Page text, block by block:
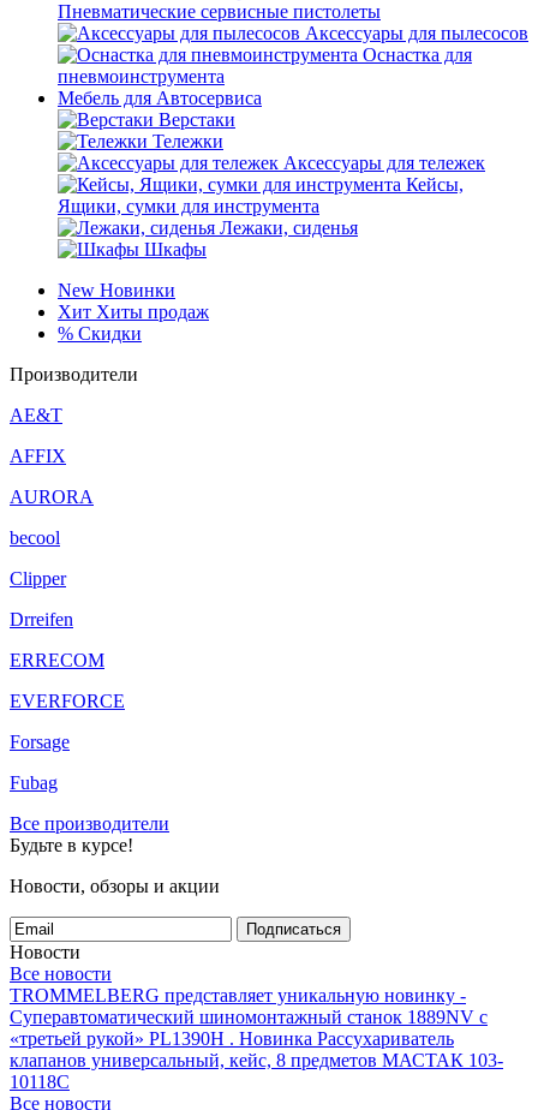
Пневматические сервисные пистолеты
Аксессуары для пылесосов
Оснастка для
пневмоинструмента
Мебель для Автосервиса
Верстаки
Тележки
Аксессуары для тележек
Кейсы,
Ящики, сумки для инструмента
Лежаки, сиденья
Шкафы
New Новинки
Хит Хиты продаж
% Скидки
Производители
AE&T
AFFIX
AURORA
becool
Clipper
Drreifen
ERRECOM
EVERFORCE
Forsage
Fubag
Все производители
Будьте в курсе!
Новости, обзоры и акции
Подписаться
Новости
Все новости
TROMMELBERG представляет уникальную новинку -
Суперавтоматический шиномонтажный станок 1889NV с
«третьей рукой» PL1390H . Новинка Рассухариватель
клапанов универсальный, кейс, 8 предметов МАСТАК 103-
10118C
Все новости